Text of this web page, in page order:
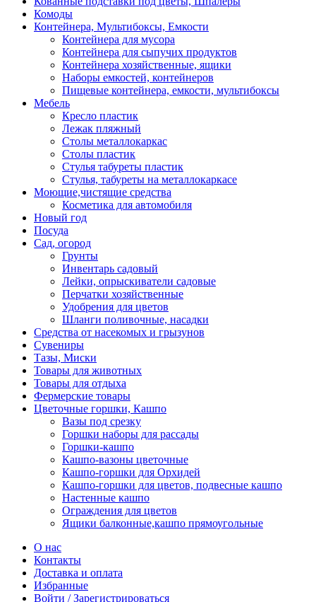
Комоды
Контейнера, Мультибоксы, Емкости
Контейнера для мусора
Контейнера для сыпучих продуктов
Контейнера хозяйственные, ящики
Наборы емкостей, контейнеров
Пищевые контейнера, емкости, мультибоксы
Мебель
Кресло пластик
Лежак пляжный
Столы металлокаркас
Столы пластик
Стулья табуреты пластик
Стулья, табуреты на металлокаркасе
Моющие,чистящие средства
Косметика для автомобиля
Новый год
Посуда
Сад, огород
Грунты
Инвентарь садовый
Лейки, опрыскиватели садовые
Перчатки хозяйственные
Удобрения для цветов
Шланги поливочные, насадки
Средства от насекомых и грызунов
Сувениры
Тазы, Миски
Товары для животных
Товары для отдыха
Фермерские товары
Цветочные горшки, Кашпо
Вазы под срезку
Горшки наборы для рассады
Горшки-кашпо
Кашпо-вазоны цветочные
Кашпо-горшки для Орхидей
Кашпо-горшки для цветов, подвесные кашпо
Настенные кашпо
Ограждения для цветов
Ящики балконные,кашпо прямоугольные
О нас
Контакты
Доставка и оплата
Избранные
Войти / Зарегистрироваться